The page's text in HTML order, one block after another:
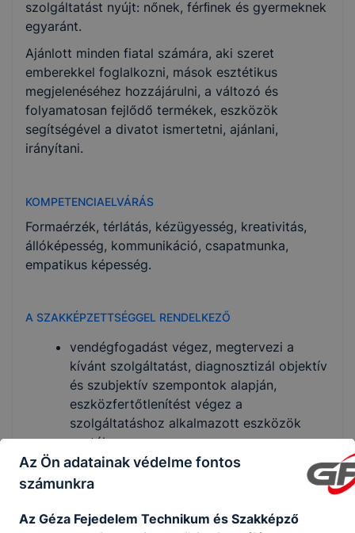
szolgáltatást nyújt: nőnek, férﬁnek és gyermeknek
egyaránt.
Ajánlott minden fiatal számára, aki szeret
emberekkel foglalkozni, mások esztétikus
megjelenéséhez hozzájárulni, a változó és
folyamatosan fejlődő termékek, eszközök
segítségével a divatot ismertetni, ajánlani,
irányítani.
KOMPETENCIAELVÁRÁS
Formaérzék, térlátás, kézügyesség, kreativitás,
állóképesség, kommunikáció, csapatmunka,
empatikus képesség.
A SZAKKÉPZETTSÉGGEL RENDELKEZŐ
vendégfogadást végez, megtervezi a
kívánt szolgáltatást, diagnosztizál objektív
és szubjektív szempontok alapján,
eszközfertőtlenítést végez a
szolgáltatáshoz alkalmazott eszközök
esetében;
tudatosan alkalmazza a férﬁ arc
borotválását, szakáll-bajusz formázását,
divatkövetéssel, termékfelhasználással;
Az Ön adatainak védelme fontos
számunkra
Az Géza Fejedelem Technikum és Szakképző